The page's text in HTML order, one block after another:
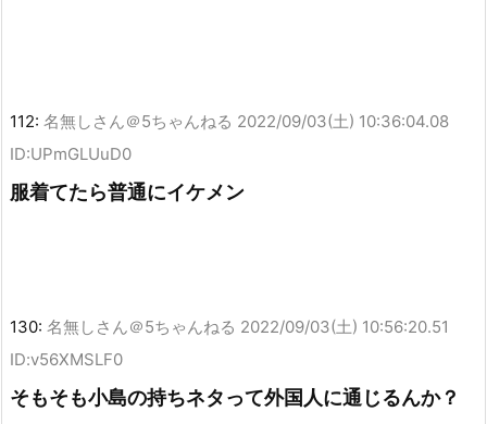
112: 名無しさん＠5ちゃんねる 2022/09/03(土) 10:36:04.08
ID:UPmGLUuD0
服着てたら普通にイケメン
130: 名無しさん＠5ちゃんねる 2022/09/03(土) 10:56:20.51
ID:v56XMSLF0
そもそも小島の持ちネタって外国人に通じるんか？